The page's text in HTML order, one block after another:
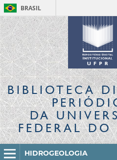
BRASIL
BIBLIOTECA
DA
FEDERAL DO
HIDROGEOLOGIA